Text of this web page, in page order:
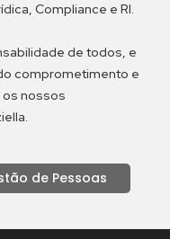
Compliance e RI.
de todos, e
comprometimento e
nossos
de Pessoas